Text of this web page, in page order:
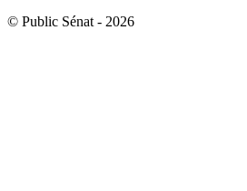
© Public Sénat - 2026